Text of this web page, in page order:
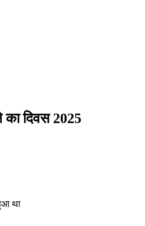
दिवस 2025
था